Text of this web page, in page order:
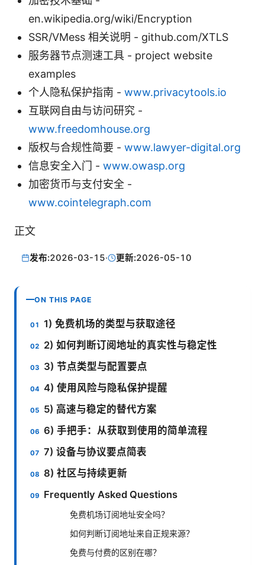
en.wikipedia.org/wiki/Encryption
SSR/VMess 相关说明 - github.com/XTLS
服务器节点测速工具 - project website
examples
个人隐私保护指南 - www.privacytools.io
互联网自由与访问研究 -
www.freedomhouse.org
版权与合规性简要 - www.lawyer-digital.org
信息安全入门 - www.owasp.org
加密货币与支付安全 -
www.cointelegraph.com
正文
发布:2026-03-15· 更新:2026-05-10
ON THIS PAGE
1) 免费机场的类型与获取途径
2) 如何判断订阅地址的真实性与稳定性
3) 节点类型与配置要点
4) 使用风险与隐私保护提醒
5) 高速与稳定的替代方案
6) 手把手：从获取到使用的简单流程
7) 设备与协议要点简表
8) 社区与持续更新
Frequently Asked Questions
免费机场订阅地址安全吗？
如何判断订阅地址来自正规来源？
免费与付费的区别在哪？